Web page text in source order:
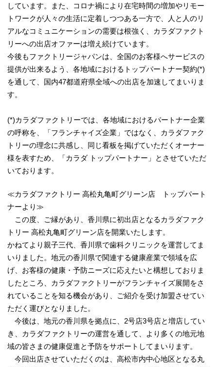
しています。また、コロナ禍により在宅時間の増加やリモー
トワークが人々の生活に定着しつつある一方で、人と人のリ
アルなコミュニケーションの需要は根強く、カラダファクト
リーへの出店オファーは増え続けています。
今後もファクトリージャパンは、全国のお客様へサービスの
提供が出来るよう、各地域におけるトップパートナー契約(*)
を通して、国内47都道府県全域への出店を加速してまいりま
す。
(*)カラダファクトリーでは、各地域におけるパートナー企業
の呼称を、「フランチャイズ企業」ではなく、カラダファク
トリーの理念に共感し、同じ看板を掲げていただくオーナー
様を表すため、「カラダ トップパートナー」とさせていただ
いております。
≪カラダファクトリー 高松丸亀町グリーン店 トップパート
ナーより≫
この度、ご縁があり、香川県に初出店となるカラダファク
トリー 高松丸亀町グリーン店を開業いたします。
かねてより親子三代、香川県で歯科クリニックを運営してま
いりました。地元の香川県で関連する健康産業で領域を広
げ、お客様の健康・予防ニーズに応えたいと構想しておりま
したところ、カラダファクトリーがフランチャイズ展開をさ
れていることを知る機会があり、ご紹介を受け加盟させてい
ただく運びとなりました。
今後は、地元の香川県を拠点に、2号店3号店と増店してい
き、カラダファクトリーの運営を通して、より多くの地元地
域の皆さまの健康促進と予防をサポートしてまいります。
今回出店させていただくのは、高松市内中心地区となる丸